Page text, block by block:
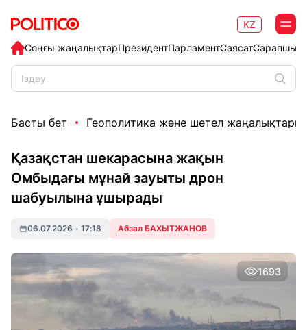
Соңғы жаңалықтарПрезидентПарламентСаясат
KZ
Басты бет Геополитика және шетел жаңалықтары
Қазақстан шекарасына жақын
Омбыдағы мұнай зауыты дрон
шабуылына ұшырады
06.07.2026 • 17:18 Абзал БАХЫТЖАНОВ
1693